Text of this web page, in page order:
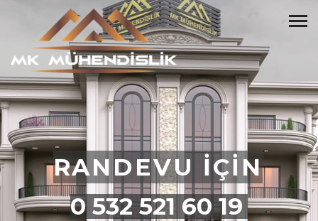
RANDEVU İÇİN
0 532 521 60 19